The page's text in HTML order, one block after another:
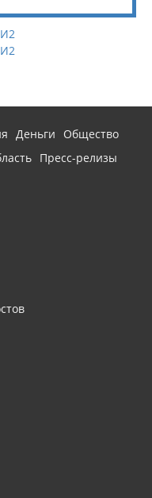
Деньги
Общество
Пресс-релизы